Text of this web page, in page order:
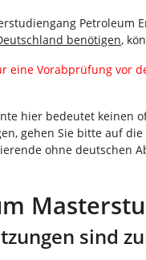
Petroleum
benötigen,
eine Vorabprüfung vor
hier bedeutet keinen
gehen Sie bitte auf
ohne deutschen
sind